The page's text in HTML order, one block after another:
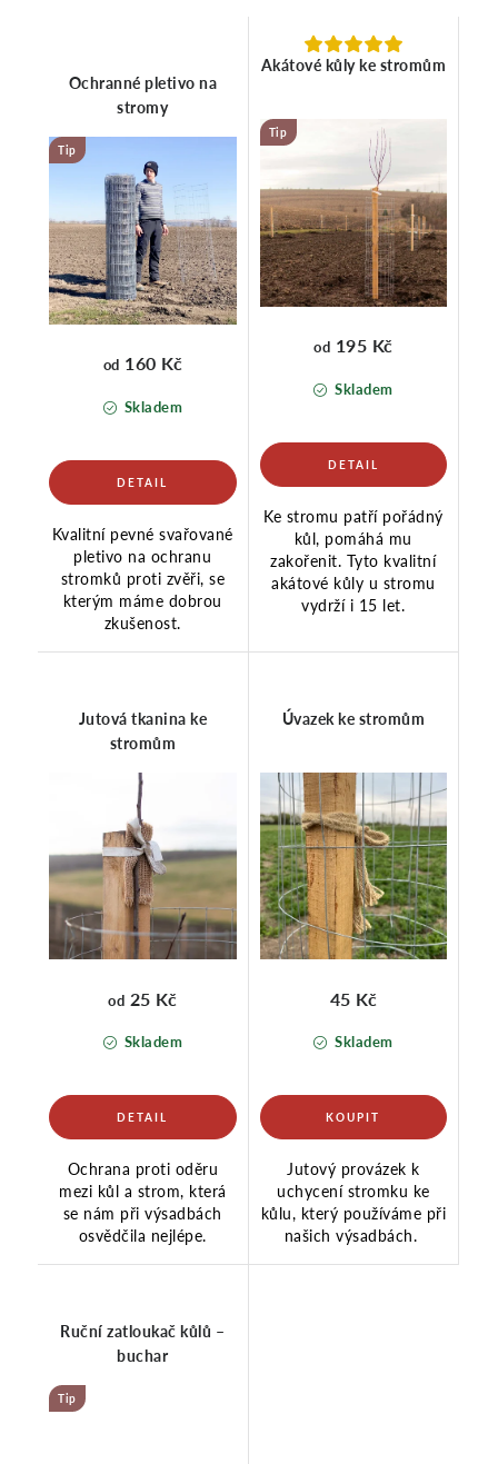
Ochranné pletivo na
stromy
Tip
Skladem
od 160 Kč
Kvalitní pevné svařované
pletivo na ochranu
stromků proti zvěři, se
kterým máme dobrou
zkušenost.
Akátové kůly ke stromům
Tip
Skladem
od 195 Kč
Ke stromu patří pořádný
kůl, pomáhá mu
zakořenit. Tyto kvalitní
akátové kůly u stromu
vydrží i 15 let.
Jutová tkanina ke
stromům
Skladem
od 25 Kč
Ochrana proti oděru
mezi kůl a strom, která
se nám při výsadbách
osvědčila nejlépe.
Úvazek ke stromům
Skladem
45 Kč
Jutový provázek k
uchycení stromku ke
kůlu, který používáme při
našich výsadbách.
Ruční zatloukač kůlů –
buchar
Tip